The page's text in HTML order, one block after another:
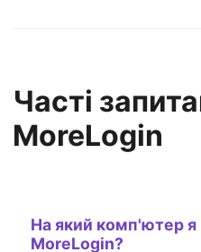
Часті
MoreLogin
На який комп'ютер
MoreLogin?